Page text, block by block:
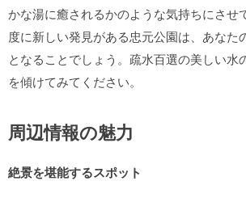
かな湯に癒されるかのような気持ちにさせ
度に新しい発見がある忠元公園は、あなた
となることでしょう。疏水百選の美しい水
を傾けてみてください。
周辺情報の魅力
絶景を堪能するスポット